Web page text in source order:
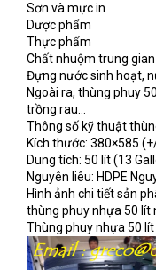
Sơn và mực in
Dược phẩm
Thực phẩm
Chất nhuộm trung gian
Đựng nước sinh hoạt,
Ngoài ra, thùng phuy
trồng rau…
Thông số kỹ thuật
Kích thước: 380×585
Dung tích: 50 lít (13
Nguyên liêu: HDPE
Hình ảnh chi tiết sản
thùng phuy nhựa 50 lít
Thùng phuy nhựa 50